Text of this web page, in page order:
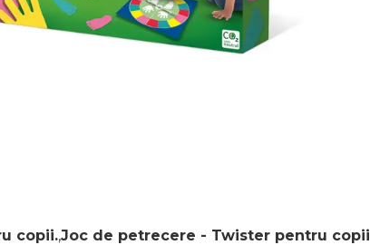
copii.,Joc de petrecere - Twister pentru copii